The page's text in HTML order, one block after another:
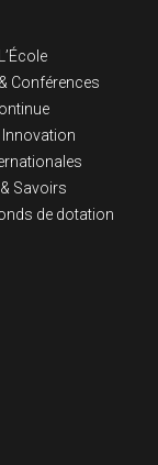
Conférences
Innovation
Savoirs
de dotation